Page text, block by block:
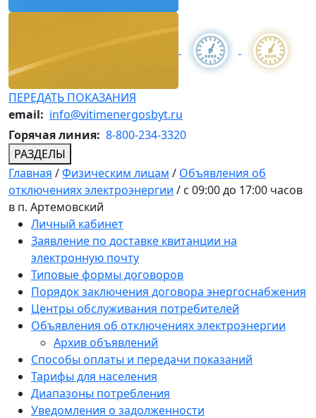
ПЕРЕДАТЬ ПОКАЗАНИЯ
email: info@vitimenergosbyt.ru
Горячая линия: 8-800-234-3320
РАЗДЕЛЫ
Главная /Физическим лицам / Объявления об
отключениях электроэнергии / с 09:00 до 17:00 часов
в п. Артемовский
Личный кабинет
Заявление по доставке квитанции на
электронную почту
Типовые формы договоров
Порядок заключения договора энергоснабжения
Центры обслуживания потребителей
Объявления об отключениях электроэнергии
Архив объявлений
Способы оплаты и передачи показаний
Тарифы для населения
Диапазоны потребления
Уведомления о задолженности